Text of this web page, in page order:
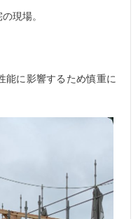
現場。
能に影響するため慎重に